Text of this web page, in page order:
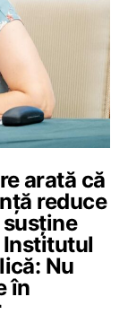
arată că
reduce
Institutul
Nu
în